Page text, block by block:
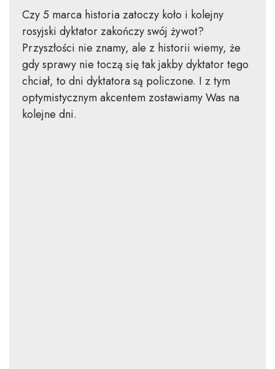
Czy 5 marca historia zatoczy koło i kolejny
rosyjski dyktator zakończy swój żywot?
Przyszłości nie znamy, ale z historii wiemy, że
gdy sprawy nie toczą się tak jakby dyktator tego
chciał, to dni dyktatora są policzone. I z tym
optymistycznym akcentem zostawiamy Was na
kolejne dni.